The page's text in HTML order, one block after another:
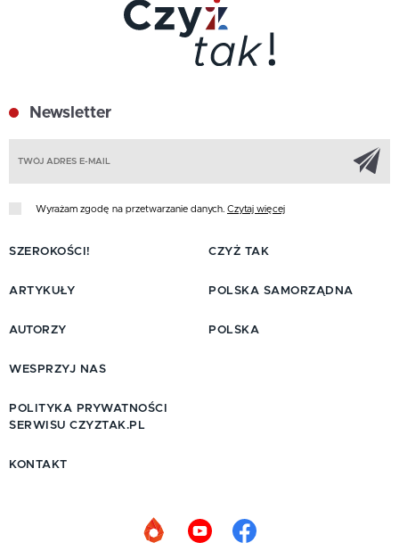
Newsletter
Wyrażam zgodę na przetwarzanie danych. Czytaj więcej
SZEROKOŚCI!
ARTYKUŁY
AUTORZY
CZYŻ TAK
POLSKA SAMORZĄDNA
POLSKA
WESPRZYJ NAS
POLITYKA PRYWATNOŚCI
SERWISU CZYZTAK.PL
KONTAKT